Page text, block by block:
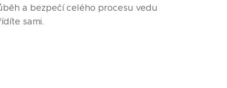
a bezpečí celého procesu vedu
sami.